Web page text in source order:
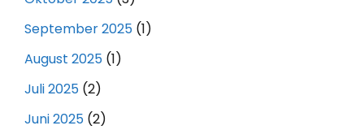
September 2025 (1)
August 2025 (1)
Juli 2025 (2)
Juni 2025 (2)